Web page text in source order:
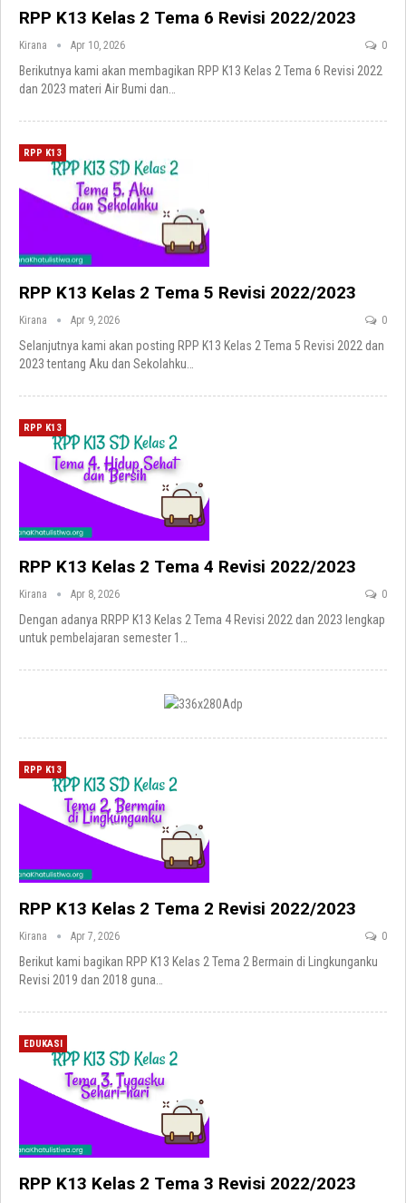
RPP K13 Kelas 2 Tema 6 Revisi 2022/2023
Kirana Apr 10, 2026 0
Berikutnya kami akan membagikan RPP K13 Kelas 2 Tema 6 Revisi 2022
dan 2023 materi Air Bumi dan…
RPP K13
RPP K13 Kelas 2 Tema 5 Revisi 2022/2023
Kirana Apr 9, 2026 0
Selanjutnya kami akan posting RPP K13 Kelas 2 Tema 5 Revisi 2022 dan
2023 tentang Aku dan Sekolahku
RPP K13
RPP K13 Kelas 2 Tema 4 Revisi 2022/2023
Kirana Apr 8, 2026 0
Dengan adanya RRPP K13 Kelas 2 Tema 4 Revisi 2022 dan 2023 lengkap
untuk pembelajaran semester 1
RPP K13
RPP K13 Kelas 2 Tema 2 Revisi 2022/2023
Kirana Apr 7, 2026 0
Berikut kami bagikan RPP K13 Kelas 2 Tema 2 Bermain di Lingkunganku
Revisi 2019 dan 2018 guna…
EDUKASI
RPP K13 Kelas 2 Tema 3 Revisi 2022/2023